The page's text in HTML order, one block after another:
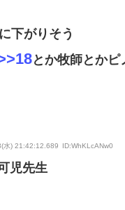
下がりそう
とか牧師とか
水) 21:42:12.689 ID:WhKLcANw0
児先生